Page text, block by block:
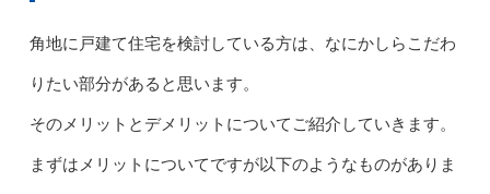
角地に戸建て住宅を検討している方は、なにかしらこだわ
りたい部分があると思います。
そのメリットとデメリットについてご紹介していきます。
まずはメリットについてですが以下のようなものがありま